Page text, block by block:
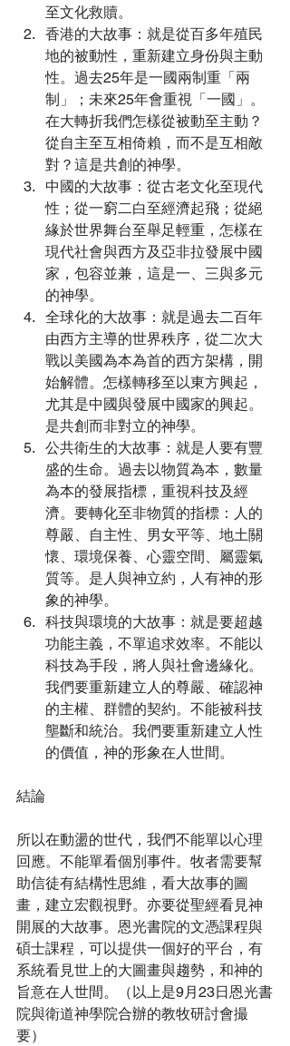
至文化救贖。
香港的大故事：就是從百多年殖民
地的被動性，重新建立身份與主動
性。過去25年是一國兩制重「兩
制」；未來25年會重視「一國」。
在大轉折我們怎樣從被動至主動？
從自主至互相倚賴，而不是互相敵
對？這是共創的神學。
中國的大故事：從古老文化至現代
性；從一窮二白至經濟起飛；從絕
緣於世界舞台至舉足輕重，怎樣在
現代社會與西方及亞非拉發展中國
家，包容並兼，這是一、三與多元
的神學。
全球化的大故事：就是過去二百年
由西方主導的世界秩序，從二次大
戰以美國為本為首的西方架構，開
始解體。怎樣轉移至以東方興起，
尤其是中國與發展中國家的興起。
是共創而非對立的神學。
公共衛生的大故事：就是人要有豐
盛的生命。過去以物質為本，數量
為本的發展指標，重視科技及經
濟。要轉化至非物質的指標：人的
尊嚴、自主性、男女平等、地土關
懷、環境保養、心靈空間、屬靈氣
質等。是人與神立約，人有神的形
象的神學。
科技與環境的大故事：就是要超越
功能主義，不單追求效率。不能以
科技為手段，將人與社會邊緣化。
我們要重新建立人的尊嚴、確認神
的主權、群體的契約。不能被科技
壟斷和統治。我們要重新建立人性
的價值，神的形象在人世間。
結論
所以在動盪的世代，我們不能單以心理
回應。不能單看個別事件。牧者需要幫
助信徒有結構性思維，看大故事的圖
畫，建立宏觀視野。亦要從聖經看見神
開展的大故事。恩光書院的文憑課程與
碩士課程，可以提供一個好的平台，有
系統看見世上的大圖畫與趨勢，和神的
旨意在人世間。（以上是9月23日恩光書
院與衛道神學院合辦的教牧研討會撮
要）